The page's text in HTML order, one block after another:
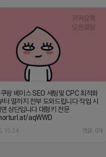
팡 베이스 SEO 세팅및 CPC 최적화
터 열까지 전부 도와드립니다 작업 시
상단입니다 대형키 전문
aqWWD
15:24 댓글: 0개